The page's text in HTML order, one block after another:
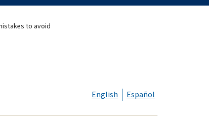
to avoid
English Español